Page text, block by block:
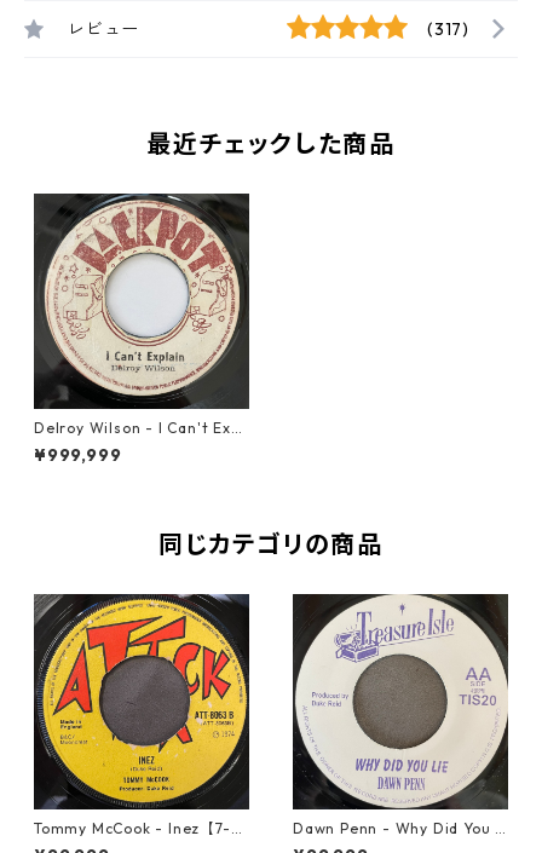
レビュー (317)
最近チェックした商品
Delroy Wilson - I Can't Expl
ain【7-20754】
¥999,999
同じカテゴリの商品
Tommy McCook - Inez【7-21
840】
Dawn Penn - Why Did You Li
e【7-21938】